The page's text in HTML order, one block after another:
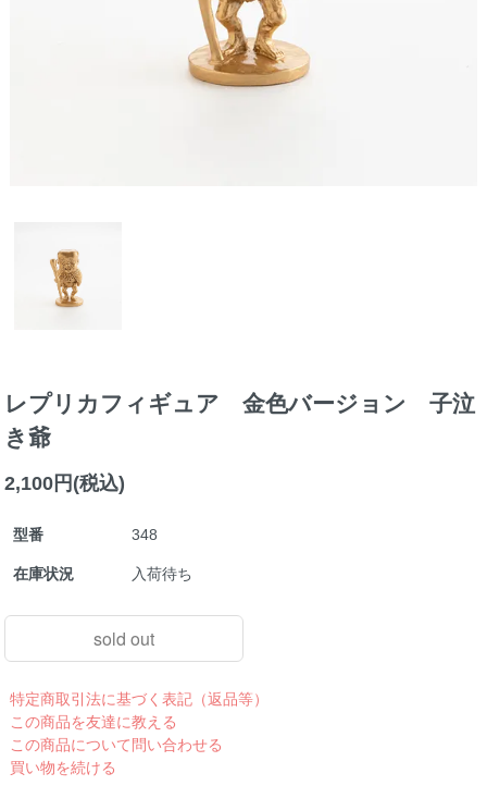
レプリカフィギュア 金色バージョン 子泣
き爺
2,100円(税込)
型番 348
在庫状況 入荷待ち
sold out
特定商取引法に基づく表記（返品等）
この商品を友達に教える
この商品について問い合わせる
買い物を続ける